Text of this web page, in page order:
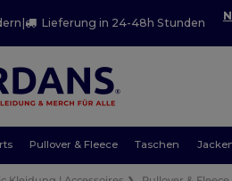
| Lieferung in 24-48h Stunden
Pullover & Fleece Taschen